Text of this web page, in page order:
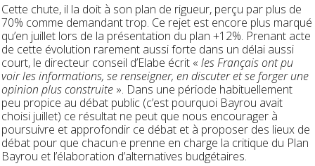
Cette chute, il la doit à son plan de rigueur, perçu par plus de
70% comme demandant trop. Ce rejet est encore plus marqué
qu’en juillet lors de la présentation du plan +12%. Prenant acte
de cette évolution rarement aussi forte dans un délai aussi
court, le directeur conseil d’Elabe écrit « les Français ont pu
voir les informations, se renseigner, en discuter et se forger une
opinion plus construite ». Dans une période habituellement
peu propice au débat public (c’est pourquoi Bayrou avait
choisi juillet) ce résultat ne peut que nous encourager à
poursuivre et approfondir ce débat et à proposer des lieux de
débat pour que chacun·e prenne en charge la critique du Plan
Bayrou et l’élaboration d’alternatives budgétaires.